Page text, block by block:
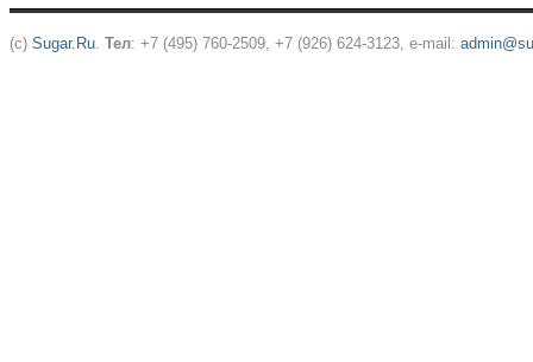
(c) Sugar.Ru. Тел: +7 (495) 760-2509, +7 (926) 624-3123, e-mail: